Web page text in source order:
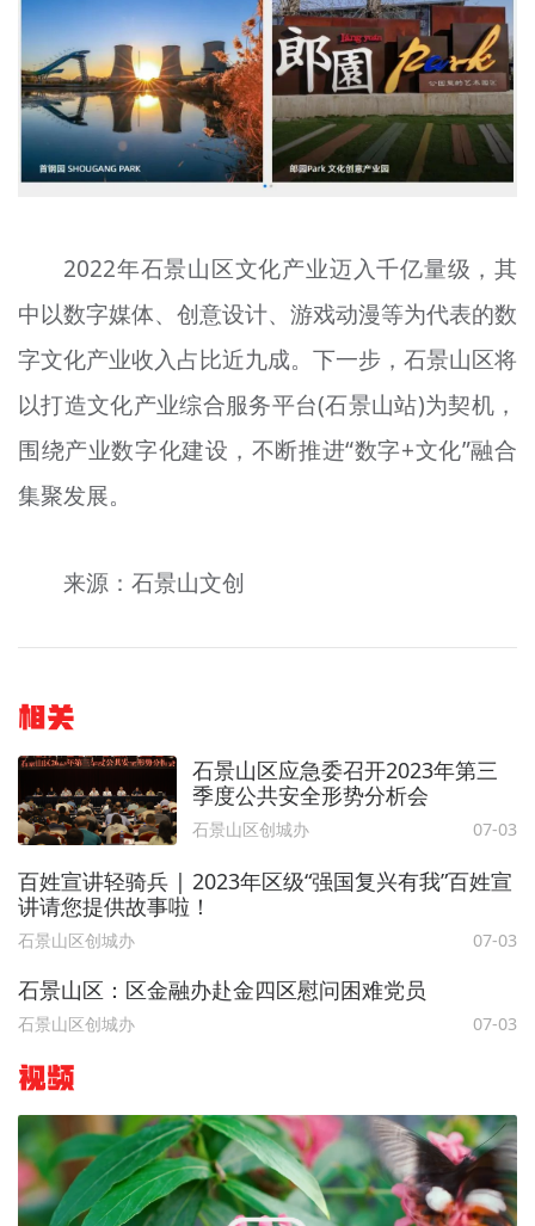
2022年石景山区文化产业迈入千亿量级，其
中以数字媒体、创意设计、游戏动漫等为代表的数
字文化产业收入占比近九成。下一步，石景山区将
以打造文化产业综合服务平台(石景山站)为契机，
围绕产业数字化建设，不断推进“数字+文化”融合
集聚发展。
来源：石景山文创
相关
石景山区应急委召开2023年第三
季度公共安全形势分析会
石景山区创城办 07-03
百姓宣讲轻骑兵 | 2023年区级“强国复兴有我”百姓宣
讲请您提供故事啦！
石景山区创城办 07-03
石景山区：区金融办赴金四区慰问困难党员
石景山区创城办 07-03
视频